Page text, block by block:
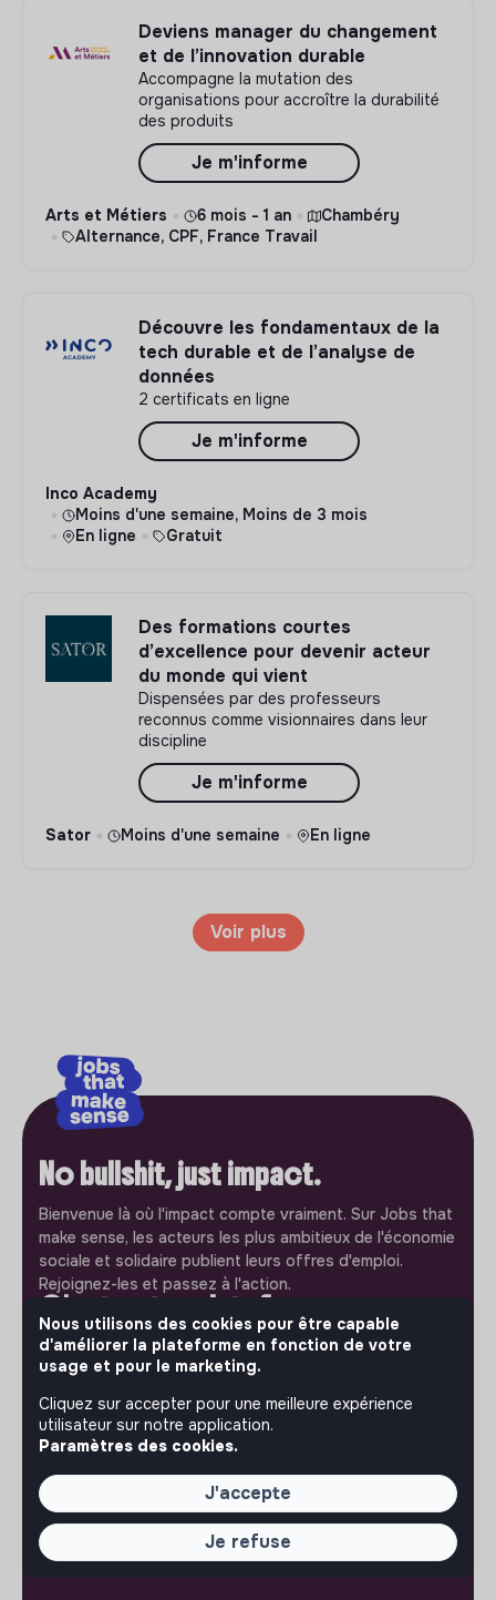
Deviens manager du changement
et de l’innovation durable
Accompagne la mutation des
organisations pour accroître la durabilité
des produits
Je m'informe
Arts et Métiers 6 mois - 1 an
Chambéry
Alternance, CPF, France Travail
Découvre les fondamentaux de la
tech durable et de l’analyse de
données
2 certificats en ligne
Je m'informe
Inco Academy
Moins d'une semaine, Moins de 3 mois
En ligne
Gratuit
Des formations courtes
d’excellence pour devenir acteur
du monde qui vient
Dispensées par des professeurs
reconnus comme visionnaires dans leur
discipline
Je m'informe
Sator Moins d'une semaine En ligne
Voir plus
No bullshit, just impact.
Bienvenue là où l'impact compte vraiment. Sur Jobs that
make sense, les acteurs les plus ambitieux de l'économie
sociale et solidaire publient leurs offres d'emploi.
Rejoignez-les et passez à l'action.
C'est votre plateforme
Jobs that make sense est un service gratuit porté par
l'association makesense. Utilisez-le pour accélerer votre
projet et participez à construire une société plus
respectueuse, inclusive et durable.
Notre application mobile
Ne ratez jamais un message d’un recruteur. Recevez une
notification et répondez simplement depuis l’app.
Android
Nous utilisons des cookies pour être capable
d'améliorer la plateforme en fonction de votre
usage et pour le marketing.
Cliquez sur accepter pour une meilleure expérience
utilisateur sur notre application.
Paramètres des cookies.
J'accepte
Je refuse